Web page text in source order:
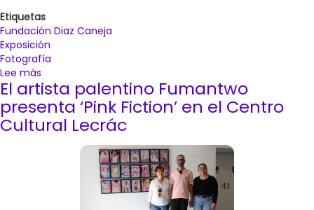
Etiquetas
Fundación Diaz Caneja
Exposición
Fotografía
Lee más
La
Fundación
Díaz
Caneja
exposiciones
El artista palentino Fumantwo
presenta ‘Pink Fiction’ en el Centro
Cultural Lecrác